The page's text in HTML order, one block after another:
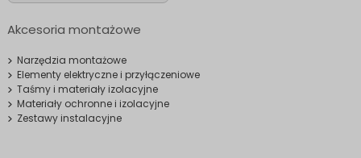
Akcesoria montażowe
Narzędzia montażowe
Elementy elektryczne i przyłączeniowe
Taśmy i materiały izolacyjne
Materiały ochronne i izolacyjne
Zestawy instalacyjne